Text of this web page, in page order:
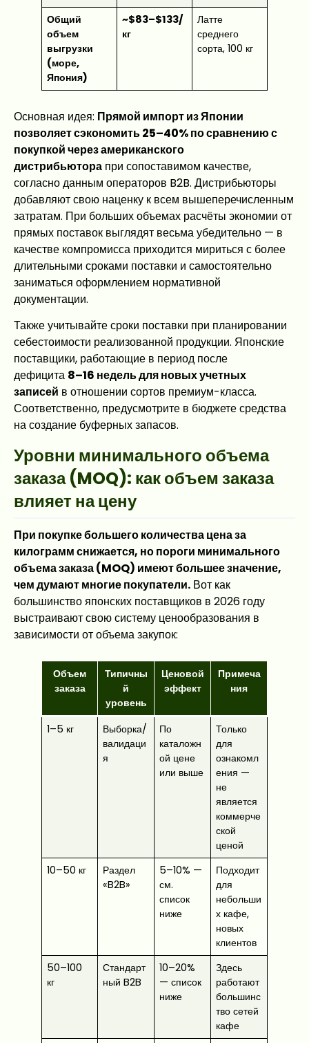
Общий
объем
выгрузки
(море,
Япония)
~$83–$133/
кг
Латте
среднего
сорта, 100 кг
Основная идея: Прямой импорт из Японии
позволяет сэкономить 25–40% по сравнению с
покупкой через американского
дистрибьютора при сопоставимом качестве,
согласно данным операторов B2B. Дистрибьюторы
добавляют свою наценку к всем вышеперечисленным
затратам. При больших объемах расчёты экономии от
прямых поставок выглядят весьма убедительно — в
качестве компромисса приходится мириться с более
длительными сроками поставки и самостоятельно
заниматься оформлением нормативной
документации.
Также учитывайте сроки поставки при планировании
себестоимости реализованной продукции. Японские
поставщики, работающие в период после
дефицита 8–16 недель для новых учетных
записей в отношении сортов премиум-класса.
Соответственно, предусмотрите в бюджете средства
на создание буферных запасов.
Уровни минимального объема
заказа (MOQ): как объем заказа
влияет на цену
При покупке большего количества цена за
килограмм снижается, но пороги минимального
объема заказа (MOQ) имеют большее значение,
чем думают многие покупатели. Вот как
большинство японских поставщиков в 2026 году
выстраивают свою систему ценообразования в
зависимости от объема закупок:
Объем
заказа
Типичны
й
уровень
Ценовой
эффект
Примеча
ния
1–5 кг
Выборка/
валидаци
я
По
каталожн
ой цене
или выше
Только
для
ознакомл
ения —
не
является
коммерче
ской
ценой
10–50 кг
Раздел
«B2B»
5–10% —
см.
список
ниже
Подходит
для
небольши
х кафе,
новых
клиентов
50–100
кг
Стандарт
ный B2B
10–20%
— список
ниже
Здесь
работают
большинс
тво сетей
кафе